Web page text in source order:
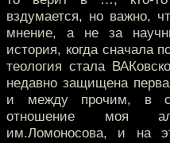
вздумается, но важно,
мнение, а не за
история, когда сначала
теология стала
недавно защищена
и между прочим, в
отношение моя
им.Ломоносова, и на